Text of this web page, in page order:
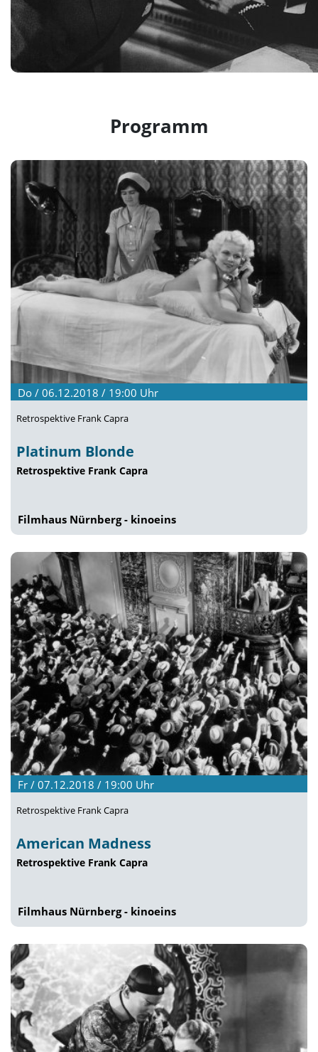
Programm
Do / 06.12.2018 / 19:00 Uhr
Retrospektive Frank Capra
Platinum Blonde
Retrospektive Frank Capra
Filmhaus Nürnberg - kinoeins
Fr / 07.12.2018 / 19:00 Uhr
Retrospektive Frank Capra
American Madness
Retrospektive Frank Capra
Filmhaus Nürnberg - kinoeins